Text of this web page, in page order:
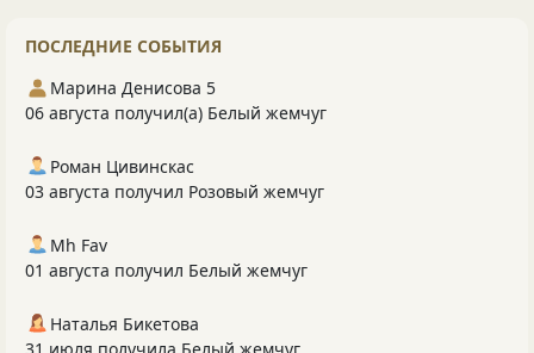
ПОСЛЕДНИЕ СОБЫТИЯ
Марина Денисова 5
06 августа получил(а) Белый жемчуг
Роман Цивинскас
03 августа получил Розовый жемчуг
Mh Fav
01 августа получил Белый жемчуг
Наталья Бикетова